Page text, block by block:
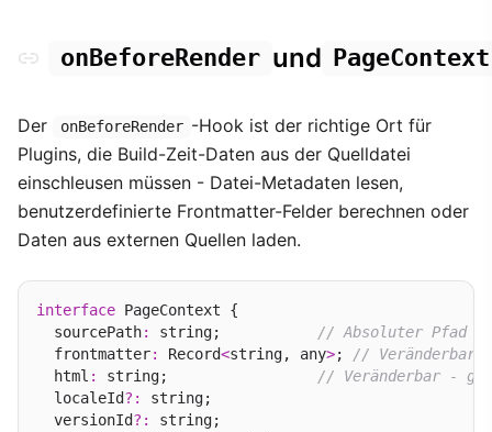
onBeforeRender und PageContext
Der onBeforeRender -Hook ist der richtige Ort für
Plugins, die Build-Zeit-Daten aus der Quelldatei
einschleusen müssen - Datei-Metadaten lesen,
benutzerdefinierte Frontmatter-Felder berechnen oder
Daten aus externen Quellen laden.
interface PageContext {
  sourcePath
: string; // Absoluter Pfad
  frontmatter
: Record<string, any>; // Veränderbar -
  html
: string; // Veränderbar -
  localeId
?:
string;
  versionId
?:
string;